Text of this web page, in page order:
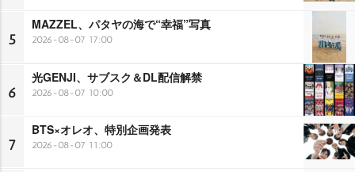
5
MAZZEL、パタヤの海で“幸福”写真
2026-08-07 17:00
6
光GENJI、サブスク＆DL配信解禁
2026-08-07 10:00
7
BTS×オレオ、特別企画発表
2026-08-07 11:00